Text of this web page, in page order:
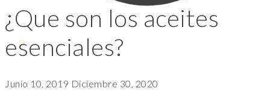
$0 0
¿Que son los aceites
esenciales?
Junio 10, 2019 Diciembre 30, 2020